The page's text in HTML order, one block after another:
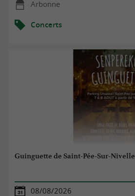
Arbonne
Concerts
Guinguette de Saint-Pée-Sur-Nivelle
08/08/2026